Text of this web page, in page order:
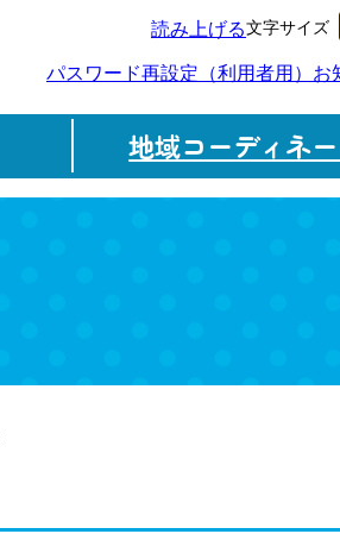
読み上げる文字サイズ
パスワード再設定（利用者用） お
地域コーディネ